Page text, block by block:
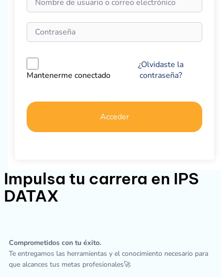
Mantenerme conectado
¿Olvidaste la
contraseña?
Acceder
Impulsa tu carrera en IPS
DATAX
Comprometidos con tu éxito.
Te entregamos las herramientas y el conocimiento necesario para
que alcances tus metas profesionales🚀